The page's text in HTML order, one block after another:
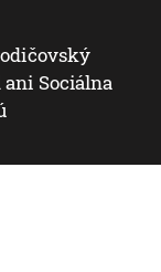
Sociálna